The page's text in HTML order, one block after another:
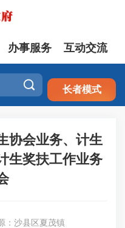
注册 登录
办事服务 互动交流
 长者模式
协会业务、计生
生奖扶工作业务
：沙县区夏茂镇